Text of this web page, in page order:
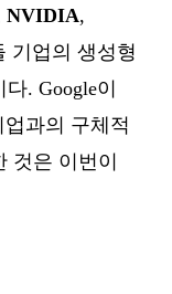
NVIDIA,
기업의 생성형
. Google이
과의 구체적
것은 이번이